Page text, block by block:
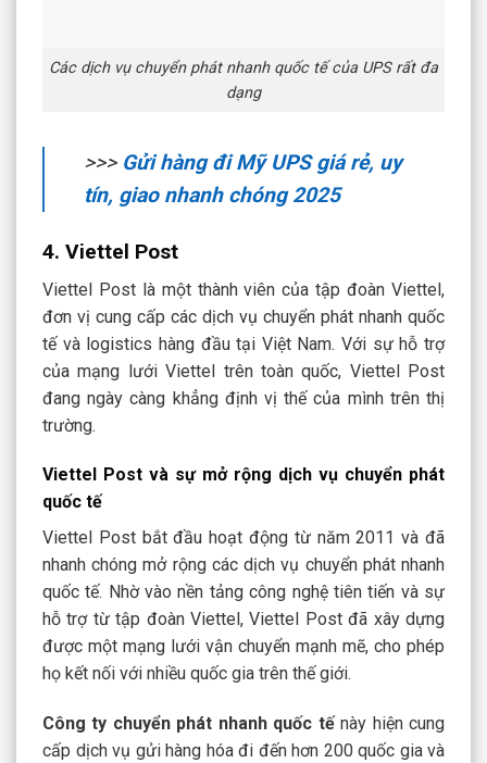
Các dịch vụ chuyển phát nhanh quốc tế của UPS rất đa
dạng
>>> Gửi hàng đi Mỹ UPS giá rẻ, uy
tín, giao nhanh chóng 2025
4. Viettel Post
Viettel Post là một thành viên của tập đoàn Viettel,
đơn vị cung cấp các dịch vụ chuyển phát nhanh quốc
tế và logistics hàng đầu tại Việt Nam. Với sự hỗ trợ
của mạng lưới Viettel trên toàn quốc, Viettel Post
đang ngày càng khẳng định vị thế của mình trên thị
trường.
Viettel Post và sự mở rộng dịch vụ chuyển phát
quốc tế
Viettel Post bắt đầu hoạt động từ năm 2011 và đã
nhanh chóng mở rộng các dịch vụ chuyển phát nhanh
quốc tế. Nhờ vào nền tảng công nghệ tiên tiến và sự
hỗ trợ từ tập đoàn Viettel, Viettel Post đã xây dựng
được một mạng lưới vận chuyển mạnh mẽ, cho phép
họ kết nối với nhiều quốc gia trên thế giới.
Công ty chuyển phát nhanh quốc tếnày hiện cung
cấp dịch vụ gửi hàng hóa đi đến hơn 200 quốc gia và